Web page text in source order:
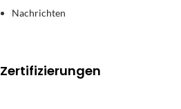
Nachrichten
Zertifizierungen